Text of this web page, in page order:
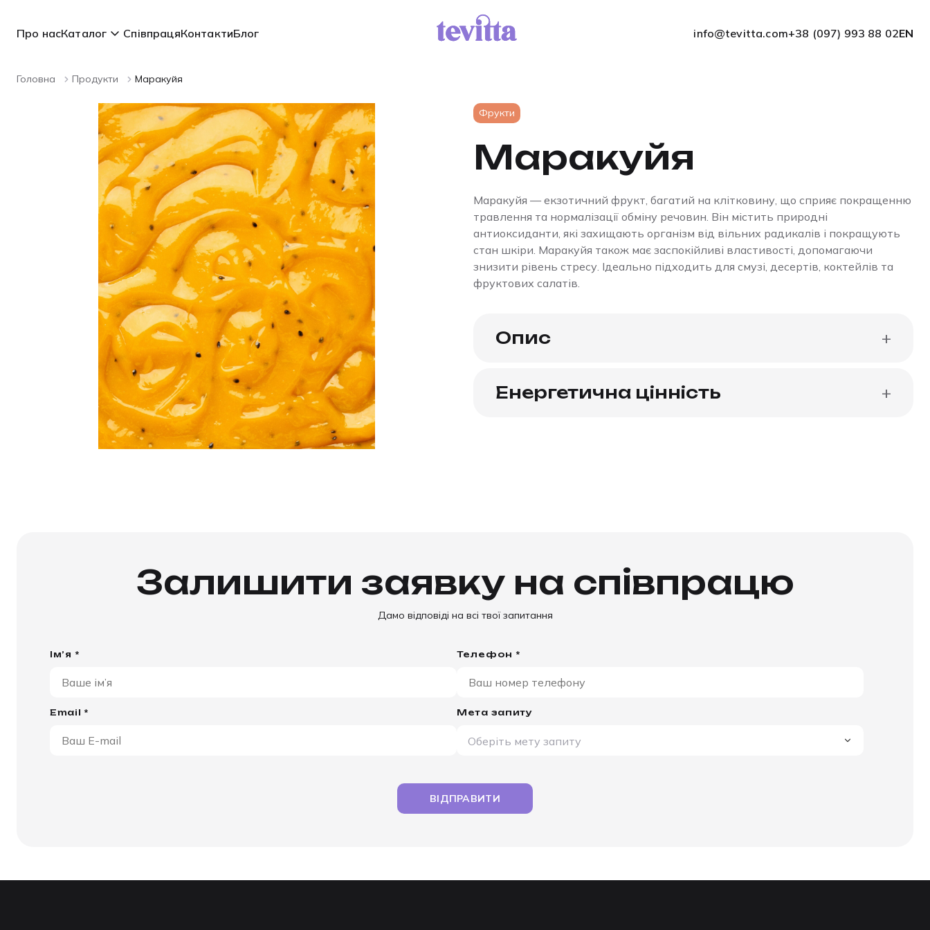
Про насКаталог СпівпрацяКонтактиБлог info@tevitta.com+38 (097) 993 88 02EN
Головна Продукти Маракуйя
Фрукти
Маракуйя
Маракуйя — екзотичний фрукт, багатий на клітковину, що сприяє покращенню
травлення та нормалізації обміну речовин. Він містить природні
антиоксиданти, які захищають організм від вільних радикалів і покращують
стан шкіри. Маракуйя також має заспокійливі властивості, допомагаючи
знизити рівень стресу. Ідеально підходить для смузі, десертів, коктейлів та
фруктових салатів.
Опис +
Енергетична цінність +
Залишити заявку на співпрацю
Дамо відповіді на всі твої запитання
Ім’я * Телефон *
Email * Мета запиту